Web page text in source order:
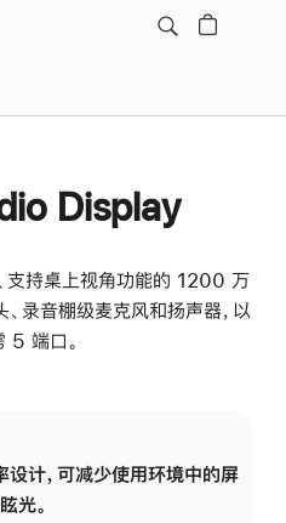
Display
支持桌上视角功能的 1200 万
录音棚级麦克风和扬声器，以
5 端口。
计，可减少使用环境中的屏
光。